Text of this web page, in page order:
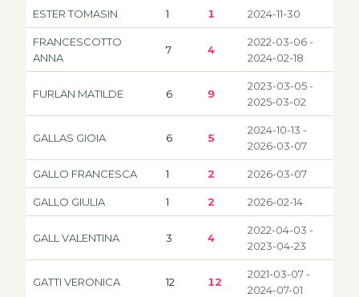
ESTER TOMASIN 1 1 2024-11-30
FRANCESCOTTO
ANNA
7 4
2022-03-06 -
2024-02-18
FURLAN MATILDE 6 9
2023-03-05 -
2025-03-02
GALLAS GIOIA 6 5
2024-10-13 -
2026-03-07
GALLO FRANCESCA 1 2 2026-03-07
GALLO GIULIA 1 2 2026-02-14
GALL VALENTINA 3 4
2022-04-03 -
2023-04-23
GATTI VERONICA 12 12
2021-03-07 -
2024-07-01